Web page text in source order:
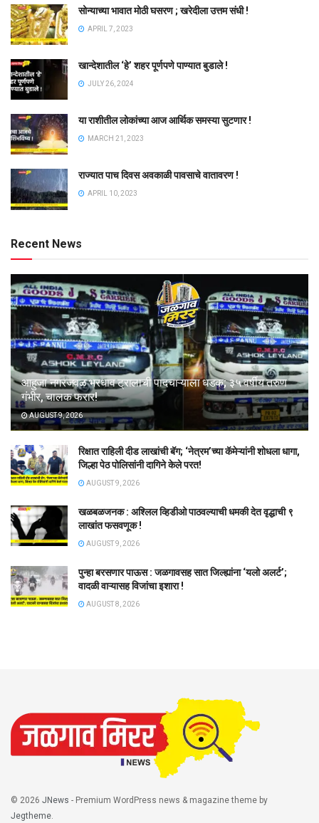
सोन्याच्या भावात मोठी घसरण ; खरेदीला उत्तम संधी !
APRIL 7, 2023
खान्देशातील ‘हे’ शहर पूर्णपणे पाण्यात बुडाले !
JULY 26, 2024
या राशीतील लोकांच्या आज आर्थिक समस्या सुटणार !
MARCH 21, 2023
राज्यात पाच दिवस अवकाळी पावसाचे वातावरण !
APRIL 10, 2023
Recent News
आहुजा नगरजवळ भरधाव ट्रालाची पादचाऱ्याला धडक; ३५ वर्षीय तरुण
गंभीर, चालक फरार!
AUGUST 9, 2026
रिक्षात राहिली दीड लाखांची बॅग; ‘नेत्रम’च्या कॅमेऱ्यांनी शोधला धागा,
जिल्हा पेठ पोलिसांनी दागिने केले परत!
AUGUST 9, 2026
खळबळजनक : अश्लिल व्हिडीओ पाठवल्याची धमकी देत वृद्धाची ९
लाखांत फसवणूक !
AUGUST 9, 2026
पुन्हा बरसणार पाऊस : जळगावसह सात जिल्ह्यांना ‘यलो अलर्ट’;
वादळी वाऱ्यासह विजांचा इशारा !
AUGUST 8, 2026
© 2026 JNews - Premium WordPress news & magazine theme by
Jegtheme.